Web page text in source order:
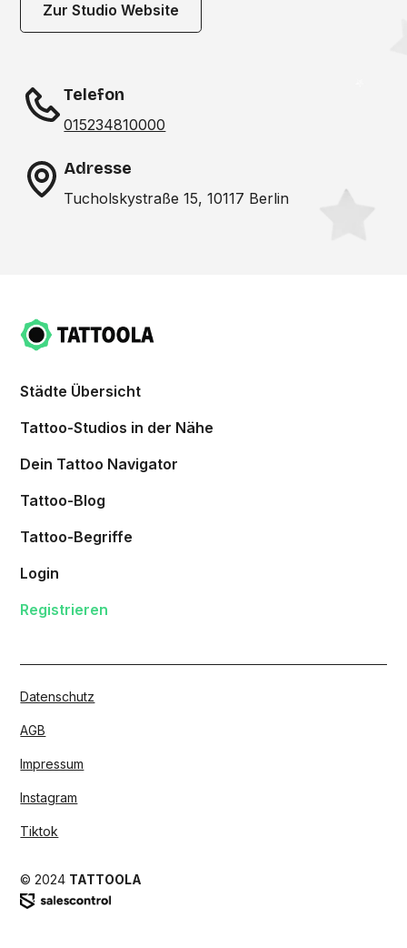
Zur Studio Website
Telefon
015234810000
Adresse
Tucholskystraße 15, 10117 Berlin
Städte Übersicht
Tattoo-Studios in der Nähe
Dein Tattoo Navigator
Tattoo-Blog
Tattoo-Begriffe
Login
Registrieren
Datenschutz
AGB
Impressum
Instagram
Tiktok
© 2024 TATTOOLA